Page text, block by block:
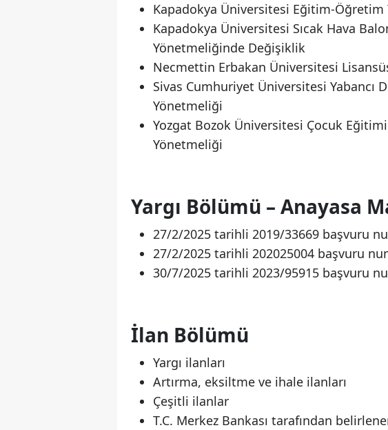
Kapadokya Üniversitesi Eğitim-
Kapadokya Üniversitesi Sıcak Hava
Yönetmeliğinde Değişiklik
Necmettin Erbakan Üniversitesi
Sivas Cumhuriyet Üniversitesi Yabancı
Yönetmeliği
Yozgat Bozok Üniversitesi Çocuk
Yönetmeliği
Yargı Bölümü – Anayasa
27/2/2025 tarihli 2019/33669 başvuru
27/2/2025 tarihli 202025004 başvuru
30/7/2025 tarihli 2023/95915 başvuru
İlan Bölümü
Yargı ilanları
Artırma, eksiltme ve ihale ilanları
Çeşitli ilanlar
T.C. Merkez Bankası tarafından